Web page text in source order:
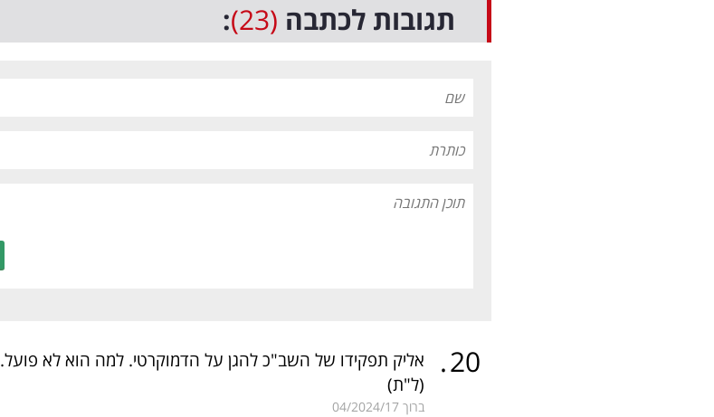
תגובות לכתבה (23)
:
20
.
אליק תפקידו של השב"כ להגן על הדמוקרטי. למה הוא לא פועל.
(ל"ת)
ברוך 04/2024/17